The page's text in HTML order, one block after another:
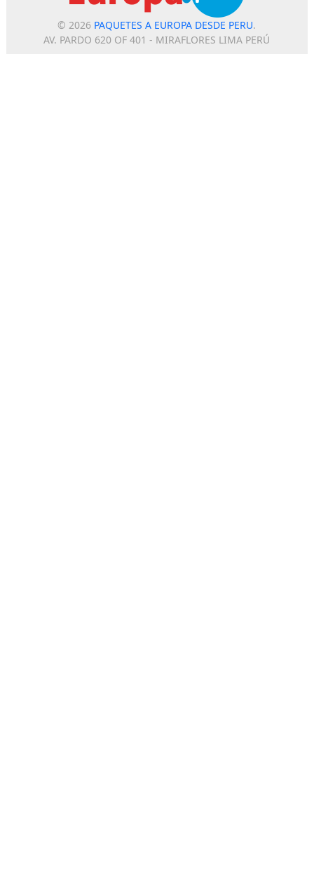
© 2026 PAQUETES A EUROPA DESDE PERU.
AV. PARDO 620 OF 401 - MIRAFLORES LIMA PERÚ